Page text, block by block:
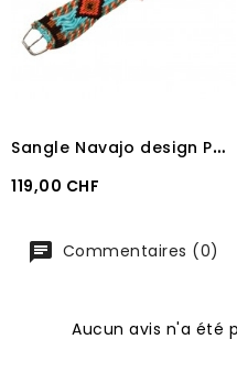
S
angle Navajo design Pools
Prix
119,00 CHF
Commentaires (0)
Aucun avis n'a été